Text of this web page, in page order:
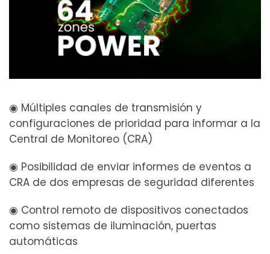
◉ Múltiples canales de transmisión y
configuraciones de prioridad para informar a la
Central de Monitoreo (CRA)
◉ Posibilidad de enviar informes de eventos a
CRA de dos empresas de seguridad diferentes
◉ Control remoto de dispositivos conectados
como sistemas de iluminación, puertas
automáticas